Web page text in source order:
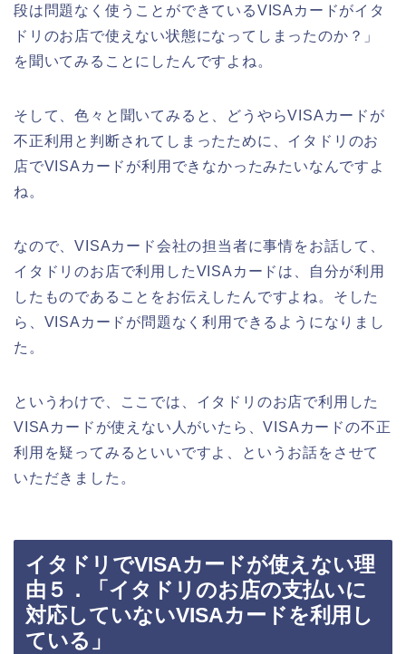
段は問題なく使うことができているVISAカードがイタ
ドリのお店で使えない状態になってしまったのか？」
を聞いてみることにしたんですよね。
そして、色々と聞いてみると、どうやらVISAカードが
不正利用と判断されてしまったために、イタドリのお
店でVISAカードが利用できなかったみたいなんですよ
ね。
なので、VISAカード会社の担当者に事情をお話して、
イタドリのお店で利用したVISAカードは、自分が利用
したものであることをお伝えしたんですよね。そした
ら、VISAカードが問題なく利用できるようになりまし
た。
というわけで、ここでは、イタドリのお店で利用した
VISAカードが使えない人がいたら、VISAカードの不正
利用を疑ってみるといいですよ、というお話をさせて
いただきました。
イタドリでVISAカードが使えない理
由５．「イタドリのお店の支払いに
対応していないVISAカードを利用し
ている」